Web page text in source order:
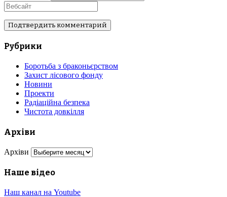
Рубрики
Боротьба з браконьєрством
Захист лісового фонду
Новини
Проекти
Радіаційна безпека
Чистота довкілля
Архіви
Архіви
Наше відео
Наш канал на Youtube